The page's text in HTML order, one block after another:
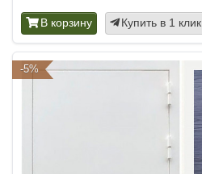
В корзину Купить в 1 клик
-5%